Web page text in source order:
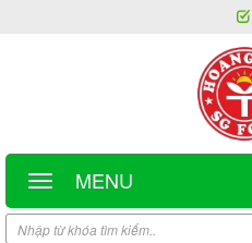
MENU